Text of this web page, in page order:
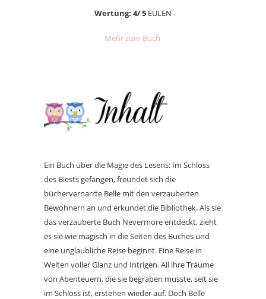
Wertung: 4/ 5 EULEN
Mehr zum Buch
Ein Buch über die Magie des Lesens: Im Schloss
des Biests gefangen, freundet sich die
büchervernarrte Belle mit den verzauberten
Bewohnern an und erkundet die Bibliothek. Als sie
das verzauberte Buch Nevermore entdeckt, zieht
es sie wie magisch in die Seiten des Buches und
eine unglaubliche Reise beginnt. Eine Reise in
Welten voller Glanz und Intrigen. All ihre Träume
von Abenteuern, die sie begraben musste, seit sie
im Schloss ist, erstehen wieder auf. Doch Belle